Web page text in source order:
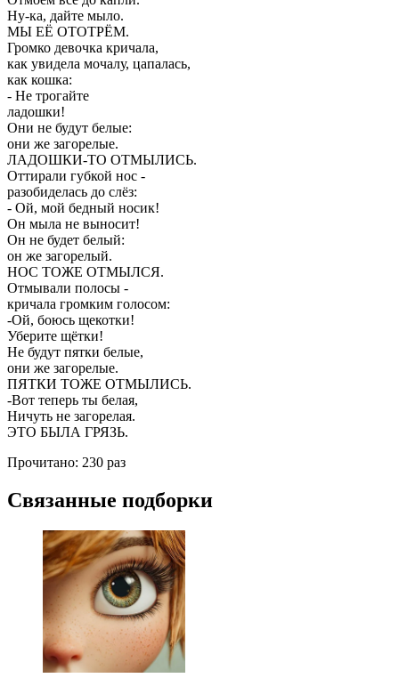
Ну-ка, дайте мыло.
МЫ ЕЁ ОТОТРЁМ.
Громко девочка кричала,
как увидела мочалу, цапалась,
как кошка:
- Не трогайте
ладошки!
Они не будут белые:
они же загорелые.
ЛАДОШКИ-ТО ОТМЫЛИСЬ.
Оттирали губкой нос -
разобиделась до слёз:
- Ой, мой бедный носик!
Он мыла не выносит!
Он не будет белый:
он же загорелый.
НОС ТОЖЕ ОТМЫЛСЯ.
Отмывали полосы -
кричала громким голосом:
-Ой, боюсь щекотки!
Уберите щётки!
Не будут пятки белые,
они же загорелые.
ПЯТКИ ТОЖЕ ОТМЫЛИСЬ.
-Вот теперь ты белая,
Ничуть не загорелая.
ЭТО БЫЛА ГРЯЗЬ.
Прочитано: 230 раз
Связанные подборки